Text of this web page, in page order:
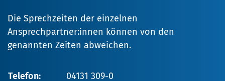
Die Sprechzeiten der einzelnen
Ansprechpartner:innen können von den
genannten Zeiten abweichen.
Telefon:
04131 309-0